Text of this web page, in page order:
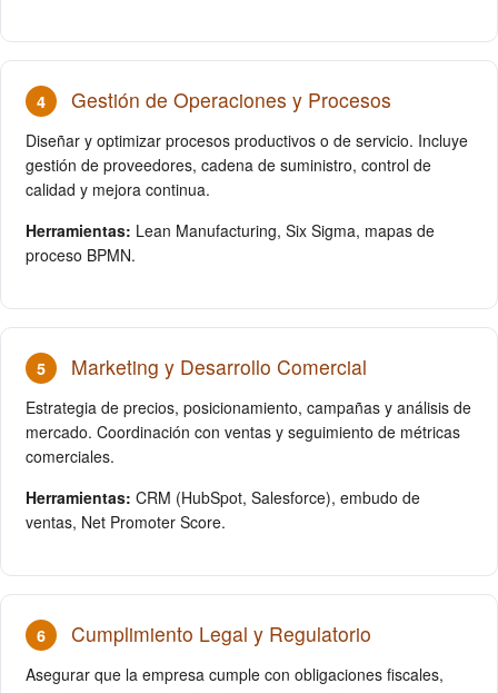
4 Gestión de Operaciones y Procesos
Diseñar y optimizar procesos productivos o de servicio. Incluye
gestión de proveedores, cadena de suministro, control de
calidad y mejora continua.
Herramientas: Lean Manufacturing, Six Sigma, mapas de
proceso BPMN.
5 Marketing y Desarrollo Comercial
Estrategia de precios, posicionamiento, campañas y análisis de
mercado. Coordinación con ventas y seguimiento de métricas
comerciales.
Herramientas: CRM (HubSpot, Salesforce), embudo de
ventas, Net Promoter Score.
6 Cumplimiento Legal y Regulatorio
Asegurar que la empresa cumple con obligaciones fiscales,